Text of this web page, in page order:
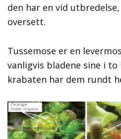
den har en vid
oversett.
Tussemose er en
vanligvis bladene sine i
krabaten har dem rundt